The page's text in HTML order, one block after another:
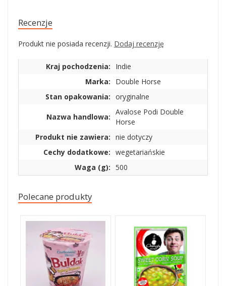
Recenzje
Produkt nie posiada recenzji. Dodaj recenzję
Kraj pochodzenia:
Indie
Marka:
Double Horse
Stan opakowania: oryginalne
Nazwa handlowa:
Avalose Podi Double
Horse
Produkt nie zawiera: nie dotyczy
Cechy dodatkowe: wegetariańskie
Waga (g): 500
Polecane produkty